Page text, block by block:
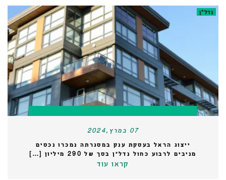
נדל"ן
07 במרץ,2024
ייצוג הראל בעסקת ענק במסגרתה נמכרו נכסים
מניבים לרבוע כחול נדל״ן בסך של 290 מיליון […]
קראו עוד